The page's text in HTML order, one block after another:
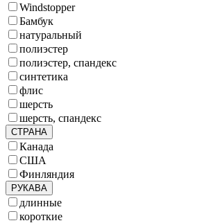
Windstopper
Бамбук
натуральный
полиэстер
полиэстер, спандекс
синтетика
флис
шерсть
шерсть, спандекс
СТРАНА
Канада
США
Финляндия
РУКАВА
длинные
короткие